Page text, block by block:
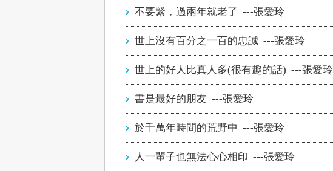
不要緊，過兩年就老了 ---張愛玲
世上沒有百分之一百的忠誠 ---張愛玲
世上的好人比真人多(很有趣的話) ---張愛玲
書是最好的朋友 ---張愛玲
於千萬年時間的荒野中 ---張愛玲
人一輩子也無法心心相印 ---張愛玲